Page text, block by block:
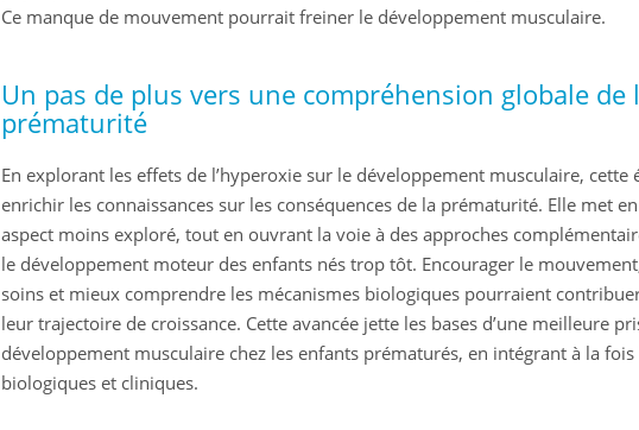
Ce manque de mouvement pourrait freiner le développement musculaire.
Un pas de plus vers une compréhension globale de
prématurité
En explorant les effets de l’hyperoxie sur le développement musculaire, cette
enrichir les connaissances sur les conséquences de la prématurité. Elle met
aspect moins exploré, tout en ouvrant la voie à des approches
le développement moteur des enfants nés trop tôt. Encourager le
soins et mieux comprendre les mécanismes biologiques pourraient
leur trajectoire de croissance. Cette avancée jette les bases d’une meilleure
développement musculaire chez les enfants prématurés, en intégrant à la
biologiques et cliniques.